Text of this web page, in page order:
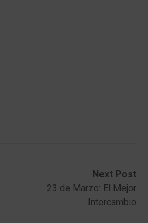
Next Post
23 de Marzo: El Mejor
Intercambio